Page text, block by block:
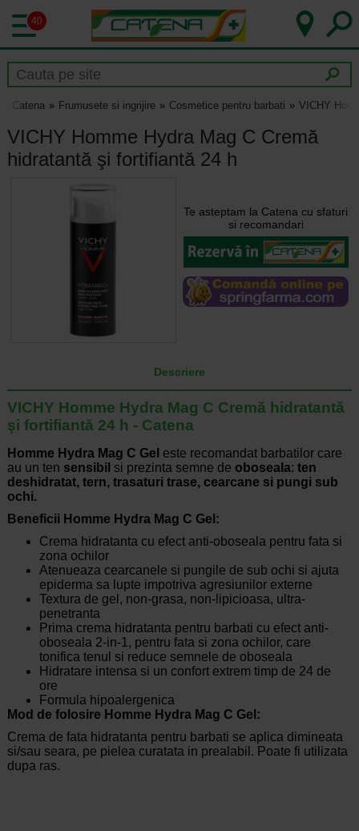
40
Catena Frumusete si ingrijire Cosmetice pentru barbati VICHY
VICHY Homme Hydra Mag C Cremă
hidratantă şi fortifiantă 24 h
Te asteptam la Catena cu sfaturi
si recomandari
Descriere
VICHY Homme Hydra Mag C Cremă hidratantă
şi fortifiantă 24 h - Catena
Homme Hydra Mag C Gel este recomandat barbatilor care
au un ten sensibil si prezinta semne de oboseala: ten
deshidratat, tern, trasaturi trase, cearcane si pungi sub
ochi.
Beneficii Homme Hydra Mag C Gel:
Crema hidratanta cu efect anti-oboseala pentru fata si
zona ochilor
Atenueaza cearcanele si pungile de sub ochi si ajuta
epiderma sa lupte impotriva agresiunilor externe
Textura de gel, non-grasa, non-lipicioasa, ultra-
penetranta
Prima crema hidratanta pentru barbati cu efect anti-
oboseala 2-in-1, pentru fata si zona ochilor, care
tonifica tenul si reduce semnele de oboseala
Hidratare intensa si un confort extrem timp de 24 de
ore
Formula hipoalergenica
Mod de folosire Homme Hydra Mag C Gel:
Crema de fata hidratanta pentru barbati se aplica dimineata
si/sau seara, pe pielea curatata in prealabil. Poate fi utilizata
dupa ras.